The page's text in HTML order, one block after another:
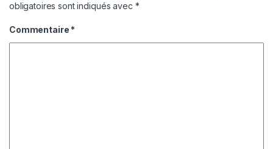
obligatoires sont indiqués avec *
Commentaire *